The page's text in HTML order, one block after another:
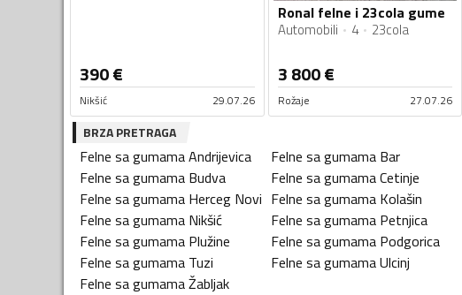
390€
Nikšić 29.07.26
Ronal felne i 23cola gume
Automobili 4 23cola
3 800€
Rožaje 27.07.26
BRZA PRETRAGA
Felne sa gumamaAndrijevica Felne sa gumama Bar
Felne sa gumama Budva Felne sa gumamaCetinje
Felne sa gumama Herceg Novi Felne sa gumama Kolašin
Felne sa gumama Nikšić Felne sa gumama Petnjica
Felne sa gumama Plužine Felne sa gumama Podgorica
Felne sa gumama Tuzi Felne sa gumamaUlcinj
Felne sa gumamaŽabljak